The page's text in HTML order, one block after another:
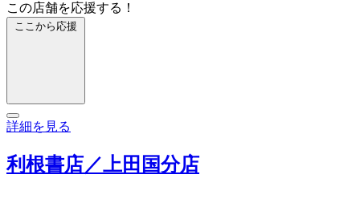
この店舗を応援する！
ここから応援
詳細を見る
利根書店／上田国分店